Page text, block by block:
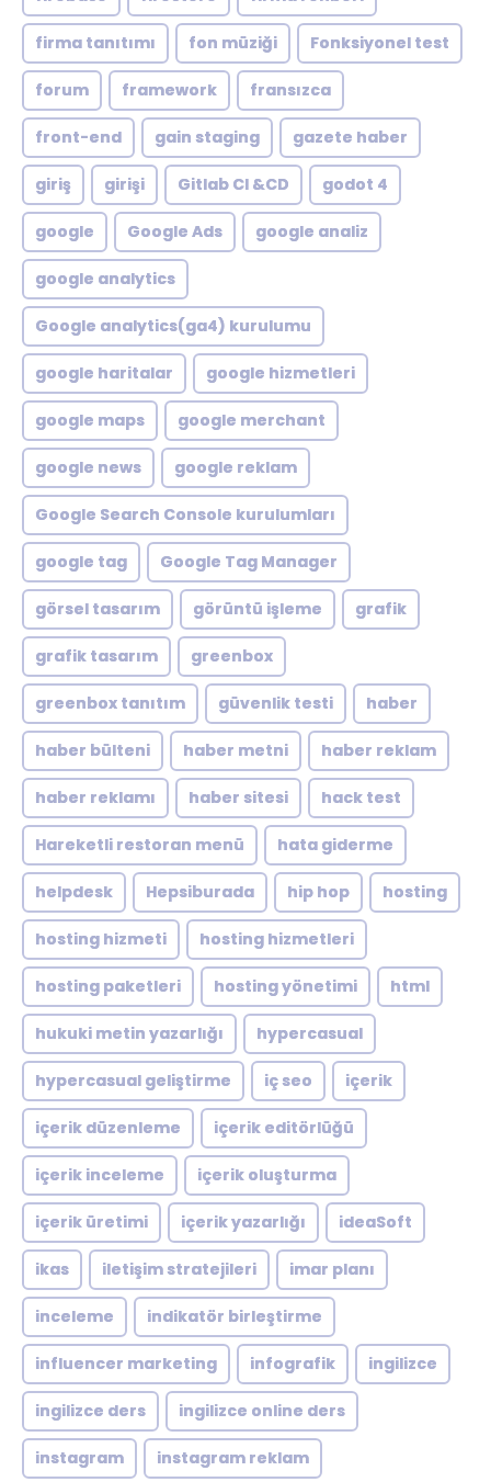
firma tanıtımı fon müziği Fonksiyonel test
forum framework fransızca
front-end gain staging gazete haber
giriş girişi Gitlab CI &CD godot 4
google Google Ads google analiz
google analytics
Google analytics(ga4) kurulumu
google haritalar google hizmetleri
google maps google merchant
google news google reklam
Google Search Console kurulumları
google tag Google Tag Manager
görsel tasarım görüntü işleme grafik
grafik tasarım greenbox
greenbox tanıtım güvenlik testi haber
haber bülteni haber metni haber reklam
haber reklamı haber sitesi hack test
Hareketli restoran menü hata giderme
helpdesk Hepsiburada hip hop hosting
hosting hizmeti hosting hizmetleri
hosting paketleri hosting yönetimi html
hukuki metin yazarlığı hypercasual
hypercasual geliştirme iç seo içerik
içerik düzenleme içerik editörlüğü
içerik inceleme içerik oluşturma
içerik üretimi içerik yazarlığı ideaSoft
ikas iletişim stratejileri imar planı
inceleme indikatör birleştirme
influencer marketing infografik ingilizce
ingilizce ders ingilizce online ders
instagram instagram reklam